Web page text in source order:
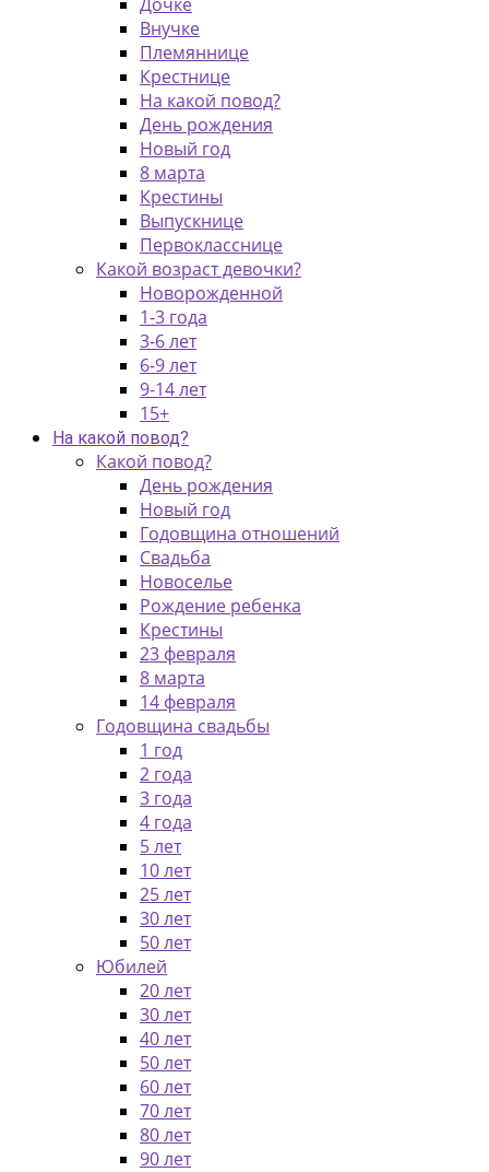
Внучке
Племяннице
Крестнице
На какой повод?
День рождения
Новый год
8 марта
Крестины
Выпускнице
Первокласснице
Какой возраст девочки?
Новорожденной
1-3 года
3-6 лет
6-9 лет
9-14 лет
15+
На какой повод?
Какой повод?
День рождения
Новый год
Годовщина отношений
Свадьба
Новоселье
Рождение ребенка
Крестины
23 февраля
8 марта
14 февраля
Годовщина свадьбы
1 год
2 года
3 года
4 года
5 лет
10 лет
25 лет
30 лет
50 лет
Юбилей
20 лет
30 лет
40 лет
50 лет
60 лет
70 лет
80 лет
90 лет